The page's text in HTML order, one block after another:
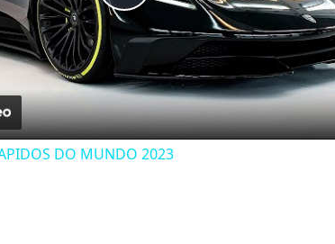
Play
Video
DO MUNDO 2023